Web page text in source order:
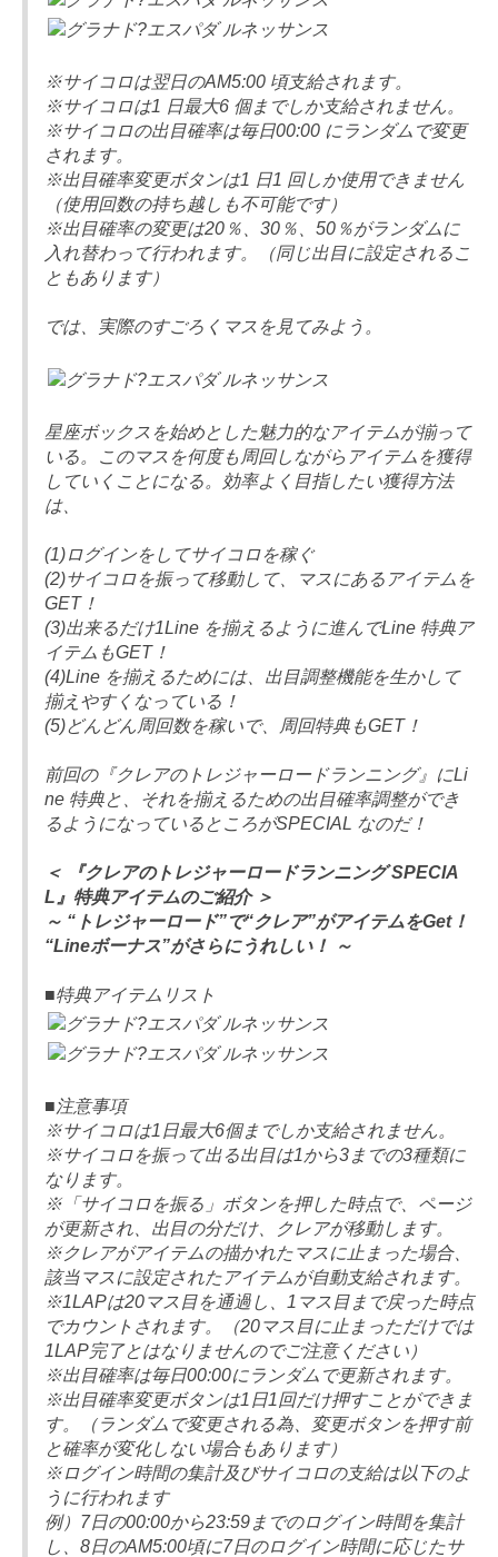
※サイコロは翌日のAM5:00 頃支給されます。
※サイコロは1 日最大6 個までしか支給されません。
※サイコロの出目確率は毎日00:00 にランダムで変更
されます。
※出目確率変更ボタンは1 日1 回しか使用できません
（使用回数の持ち越しも不可能です）
※出目確率の変更は20％、30％、50％がランダムに
入れ替わって行われます。（同じ出目に設定されるこ
ともあります）
では、実際のすごろくマスを見てみよう。
星座ボックスを始めとした魅力的なアイテムが揃って
いる。このマスを何度も周回しながらアイテムを獲得
していくことになる。効率よく目指したい獲得方法
は、
(1)ログインをしてサイコロを稼ぐ
(2)サイコロを振って移動して、マスにあるアイテムを
GET！
(3)出来るだけ1Line を揃えるように進んでLine 特典ア
イテムもGET！
(4)Line を揃えるためには、出目調整機能を生かして
揃えやすくなっている！
(5)どんどん周回数を稼いで、周回特典もGET！
前回の『クレアのトレジャーロードランニング』にLi
ne 特典と、それを揃えるための出目確率調整ができ
るようになっているところがSPECIAL なのだ！
＜ 『クレアのトレジャーロードランニング SPECIA
L』特典アイテムのご紹介 ＞
～ “トレジャーロード”で“クレア”がアイテムをGet！
“Lineボーナス”がさらにうれしい！ ～
■特典アイテムリスト
■注意事項
※サイコロは1日最大6個までしか支給されません。
※サイコロを振って出る出目は1から3までの3種類に
なります。
※「サイコロを振る」ボタンを押した時点で、ページ
が更新され、出目の分だけ、クレアが移動します。
※クレアがアイテムの描かれたマスに止まった場合、
該当マスに設定されたアイテムが自動支給されます。
※1LAPは20マス目を通過し、1マス目まで戻った時点
でカウントされます。（20マス目に止まっただけでは
1LAP完了とはなりませんのでご注意ください）
※出目確率は毎日00:00にランダムで更新されます。
※出目確率変更ボタンは1日1回だけ押すことができま
す。（ランダムで変更される為、変更ボタンを押す前
と確率が変化しない場合もあります）
※ログイン時間の集計及びサイコロの支給は以下のよ
うに行われます
例）7日の00:00から23:59までのログイン時間を集計
し、8日のAM5:00頃に7日のログイン時間に応じたサ